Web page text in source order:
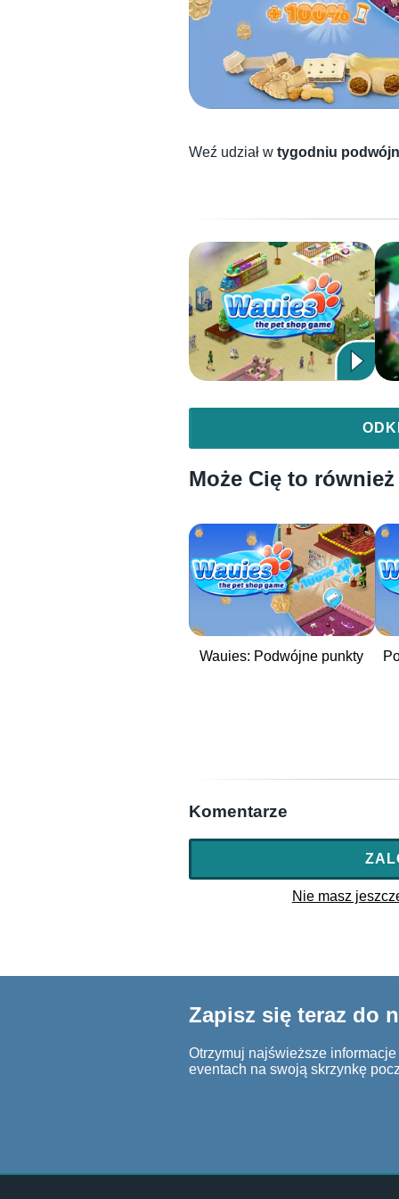
Weź udział w tygodniu
Może Cię to
Wauies: Podwójne punkty
Komentarze
Nie masz
Zapisz się teraz do
Otrzymuj najświeższe
eventach na swoją skrzynkę